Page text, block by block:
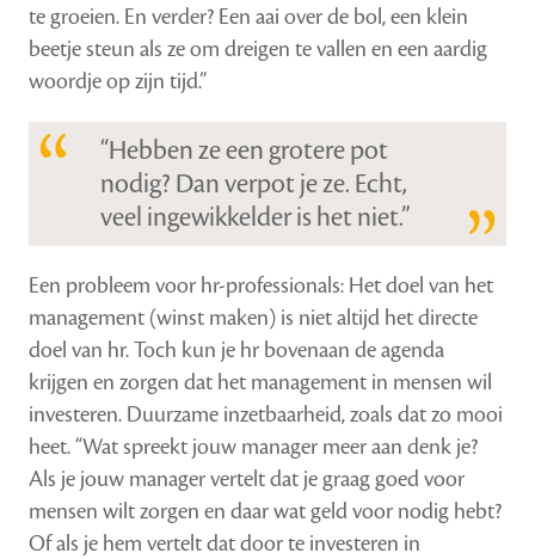
te groeien. En verder? Een aai over de bol, een klein
beetje steun als ze om dreigen te vallen en een aardig
woordje op zijn tijd.”
“Hebben ze een grotere pot
nodig? Dan verpot je ze. Echt,
veel ingewikkelder is het niet.”
Een probleem voor hr-professionals: Het doel van het
management (winst maken) is niet altijd het directe
doel van hr. Toch kun je hr bovenaan de agenda
krijgen en zorgen dat het management in mensen wil
investeren. Duurzame inzetbaarheid, zoals dat zo mooi
heet. “Wat spreekt jouw manager meer aan denk je?
Als je jouw manager vertelt dat je graag goed voor
mensen wilt zorgen en daar wat geld voor nodig hebt?
Of als je hem vertelt dat door te investeren in